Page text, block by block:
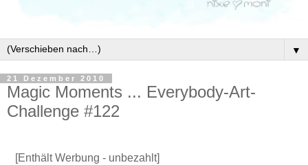
▼
21 Dezember 2010
Magic Moments ... Everybody-Art-
Challenge #122
[Enthält Werbung - unbezahlt]